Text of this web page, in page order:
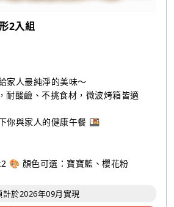
2入組
家人最純淨的美味～
耐酸鹼、不挑食材，微波烤箱皆適
你與家人的健康午餐 🍱
🎨 顏色可選：寶寶藍、櫻花粉
計於2026年09月實現